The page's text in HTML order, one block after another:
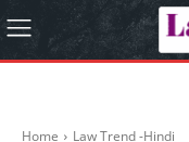
Home Law Trend -Hindi